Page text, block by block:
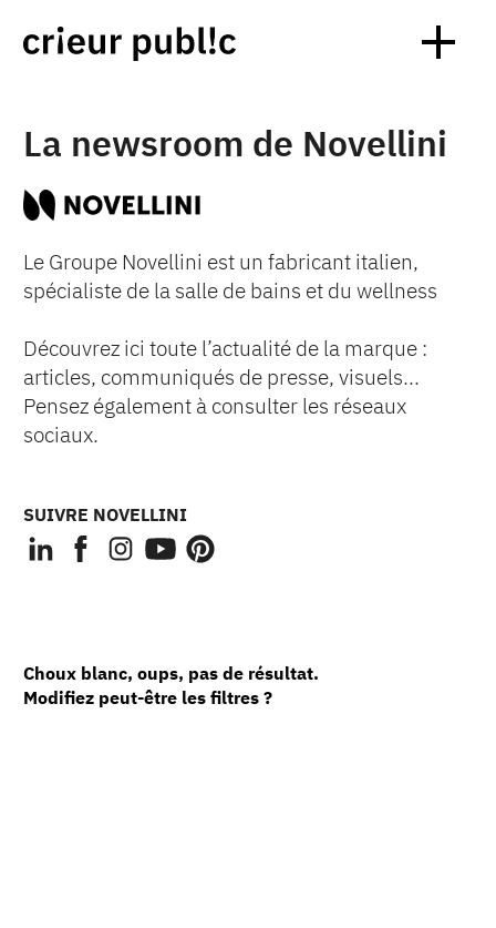
La newsroom de Novellini
Le Groupe Novellini est un fabricant italien,
spécialiste de la salle de bains et du wellness
Découvrez ici toute l’actualité de la marque :
articles, communiqués de presse, visuels...
Pensez également à consulter les réseaux
sociaux.
SUIVRE NOVELLINI
Choux blanc, oups, pas de résultat.
Modifiez peut-être les filtres ?